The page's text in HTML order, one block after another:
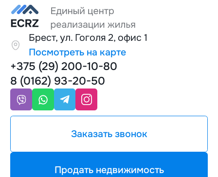
Брест, ул. Гоголя 2, офис 1
Посмотреть на карте
+375 (29) 200-10-80
8 (0162) 93-20-50
Заказать звонок
Продать недвижимость